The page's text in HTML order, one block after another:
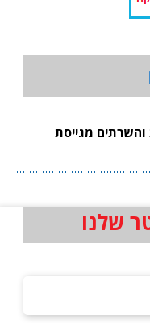
מגייסת
שלנו